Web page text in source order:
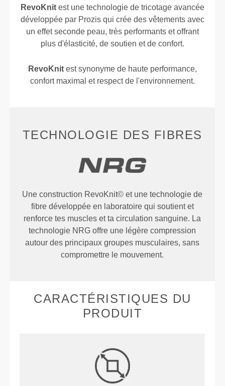
RevoKnitest une technologie de tricotage avancée
développée par Prozis qui crée des vêtements avec
un effet seconde peau, très performants et offrant
plus d'élasticité, de soutien et de confort.
RevoKnitest synonyme de haute performance,
confort maximal et respect de l'environnement.
TECHNOLOGIE DES FIBRES
Une construction RevoKnit© et une technologie de
fibre développée en laboratoire qui soutient et
renforce tes muscles et ta circulation sanguine. La
technologie NRG offre une légère compression
autour des principaux groupes musculaires, sans
compromettre le mouvement.
CARACTÉRISTIQUES DU
PRODUIT